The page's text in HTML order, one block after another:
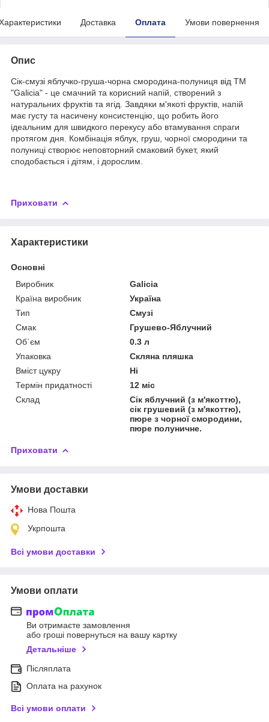
Доставка Оплата Умови повернення
Опис
Сік-смузі яблучко-груша-чорна смородина-полуниця від ТМ
"Galicia" - це смачний та корисний напій, створений з
натуральних фруктів та ягід. Завдяки м'якоті фруктів, напій
має густу та насичену консистенцію, що робить його
ідеальним для швидкого перекусу або втамування спраги
протягом дня. Комбінація яблук, груш, чорної смородини та
полуниці створює неповторний смаковий букет, який
сподобається і дітям, і дорослим.
Приховати
Характеристики
Основні
Виробник
Galicia
Країна виробник
Україна
Тип
Смузі
Смак
Грушево-Яблучний
Об`єм
0.3 л
Упаковка
Скляна пляшка
Вміст цукру
Ні
Термін придатності
12 міс
Склад
Сік яблучний (з м'якоттю),
сік грушевий (з м'якоттю),
пюре з чорної смородини,
пюре полуничне.
Приховати
Умови доставки
Нова Пошта
Укрпошта
Всі умови доставки
Умови оплати
Ви отримаєте замовлення
або гроші повернуться на вашу картку
Детальніше
Післяплата
Оплата на рахунок
Всі умови оплати